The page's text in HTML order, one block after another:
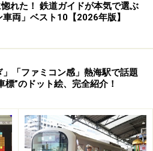
惚れた！ 鉄道ガイドが本気で選ぶ
車両」ベスト10【2026年版】
」「ファミコン感」熱海駅で話題
標”のドット絵、完全紹介！